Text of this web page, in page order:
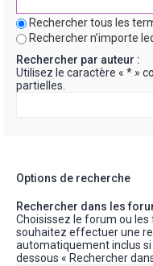
Rechercher tous les
Rechercher n’importe
Rechercher par auteur :
Utilisez le caractère « * »
partielles.
Options de recherche
Rechercher dans les
Choisissez le forum ou
souhaitez effectuer une
automatiquement inclus si
dessous « Rechercher